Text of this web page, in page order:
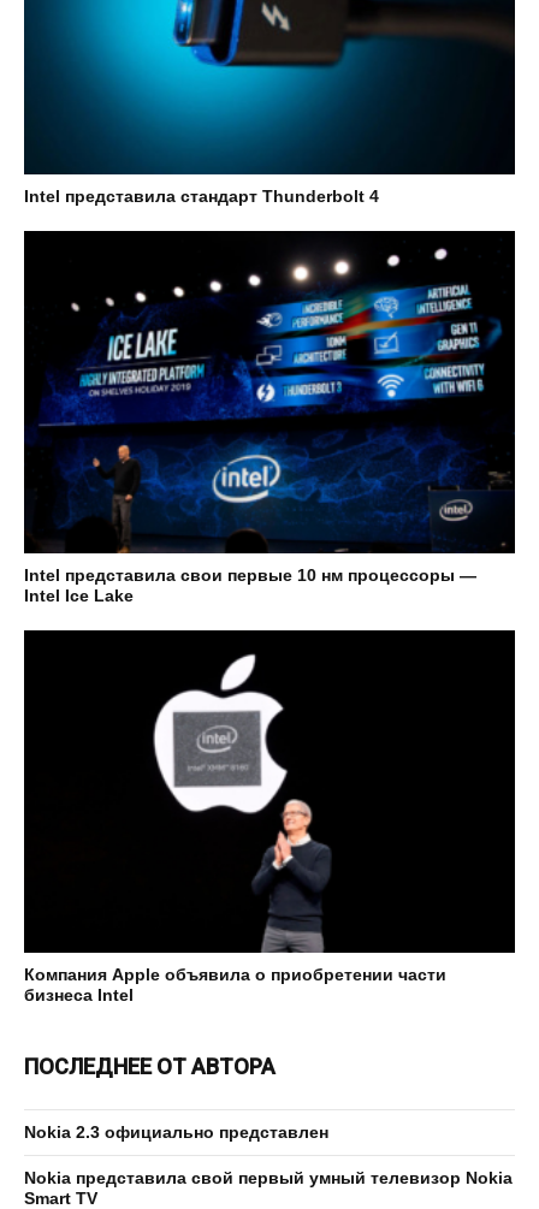
Intel представила стандарт Thunderbolt 4
Intel представила свои первые 10 нм процессоры —
Intel Ice Lake
Компания Apple объявила о приобретении части
бизнеса Intel
ПОСЛЕДНЕЕ ОТ АВТОРА
Nokia 2.3 официально представлен
Nokia представила свой первый умный телевизор Nokia
Smart TV